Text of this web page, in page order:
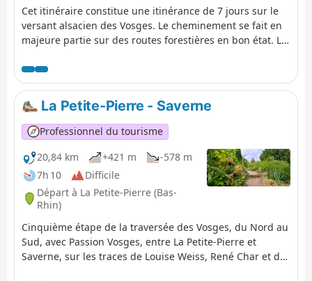
Cet itinéraire constitue une itinérance de 7 jours sur le
versant alsacien des Vosges. Le cheminement se fait en
majeure partie sur des routes forestières en bon état. Le
lesquelles figurent un logo VTT Orange ou Rouge
accompagné de la mention TMV (Traversée du Massif
Vosgien). Au cours de ces étapes, on peut avoir une
vision complète de la région: l'exploitation de la forêt
vosgienne, les châteaux, le vignoble alsacien, les villages
colorés...
La Petite-Pierre - Saverne
Professionnel du tourisme
20,84 km
+421 m
-578 m
7h 10
Difficile
Départ à La Petite-Pierre (Bas-
Rhin)
Cinquième étape de la traversée des Vosges, du Nord au
Sud, avec Passion Vosges, entre La Petite-Pierre et
Saverne, sur les traces de Louise Weiss, René Char et de